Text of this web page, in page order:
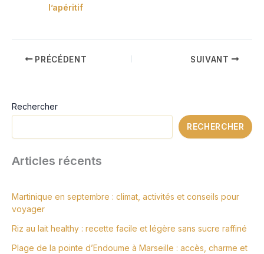
l’apéritif
PRÉCÉDENT SUIVANT
Rechercher
RECHERCHER
Articles récents
Martinique en septembre : climat, activités et conseils pour
voyager
Riz au lait healthy : recette facile et légère sans sucre raffiné
Plage de la pointe d’Endoume à Marseille : accès, charme et